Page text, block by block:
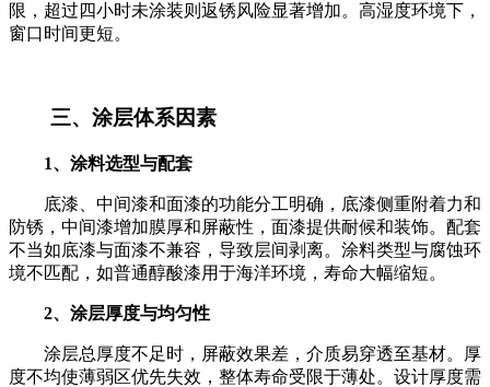
限，超过四小时未涂装则返锈风险显著增加。高湿度环境下，
窗口时间更短。
三、涂层体系因素
1、涂料选型与配套
底漆、中间漆和面漆的功能分工明确，底漆侧重附着力和
防锈，中间漆增加膜厚和屏蔽性，面漆提供耐候和装饰。配套
不当如底漆与面漆不兼容，导致层间剥离。涂料类型与腐蚀环
境不匹配，如普通醇酸漆用于海洋环境，寿命大幅缩短。
2、涂层厚度与均匀性
涂层总厚度不足时，屏蔽效果差，介质易穿透至基材。厚
度不均使薄弱区优先失效，整体寿命受限于薄处。设计厚度需